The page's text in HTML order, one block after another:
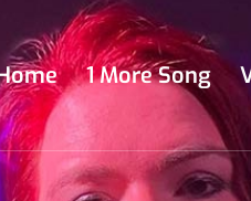
1 More Song